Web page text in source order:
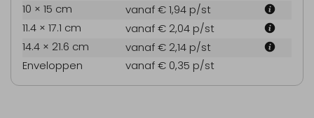
10 × 15 cm
vanaf € 1,94 p/st
11.4 × 17.1 cm
vanaf € 2,04 p/st
14.4 × 21.6 cm
vanaf € 2,14 p/st
Enveloppen
vanaf € 0,35 p/st